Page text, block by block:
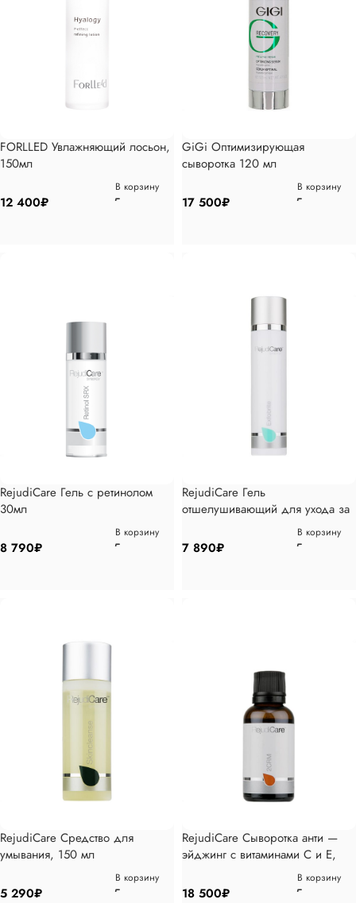
FORLLED Увлажняющий лосьон,
150мл
12 400₽
В корзину
GiGi Оптимизирующая
сыворотка 120 мл
17 500₽
В корзину
RejudiCare Гель с ретинолом
30мл
8 790₽
В корзину
RejudiCare Гель
отшелушивающий для ухода за
7 890₽
В корзину
RejudiCare Средство для
умывания, 150 мл
5 290₽
В корзину
RejudiCare Сыворотка анти —
эйджинг с витаминами C и E,
18 500₽
В корзину